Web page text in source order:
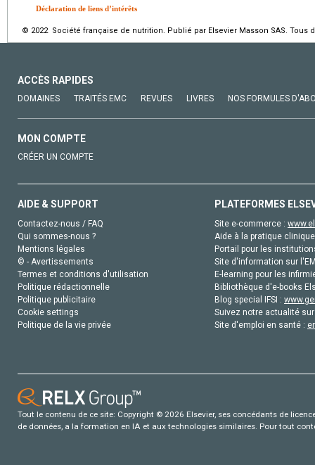
Déclaration de liens d’intérêts
© 2022 Société française de nutrition. Publié par Elsevier Masson SAS. Tous
ACCÈS RAPIDES
DOMAINES TRAITÉS EMC REVUES LIVRES NOS FORMULES
MON COMPTE
CRÉER UN COMPTE
AIDE & SUPPORT
Contactez-nous / FAQ
Qui sommes-nous ?
Mentions légales
© - Avertissements
Termes et conditions d'utilisation
Politique rédactionnelle
Politique publicitaire
Cookie settings
Politique de la vie privée
PLATEFORMES
Site e-commerce :
Aide à la pratique
Portail pour les
Site d'information sur
E-learning pour les
Bibliothèque d'e-books
Blog special IFSI :
Suivez notre actualité
Site d'emploi en santé :
Tout le contenu de ce site: Copyright © 2026 Elsevier, ses concédants de
de données, a la formation en IA et aux technologies similaires. Pour tout